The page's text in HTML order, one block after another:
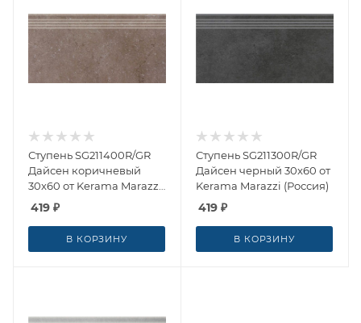
Ступень SG211400R/GR
Дайсен коричневый
30x60 от Kerama Marazzi
(Россия)
419 ₽
В КОРЗИНУ
Ступень SG211300R/GR
Дайсен черный 30x60 от
Kerama Marazzi (Россия)
419 ₽
В КОРЗИНУ